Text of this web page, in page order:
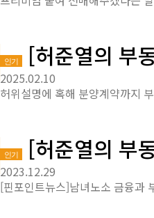
인기 [허준열의 부
2025.02.10
인기 [허준열의 부
2023.12.29